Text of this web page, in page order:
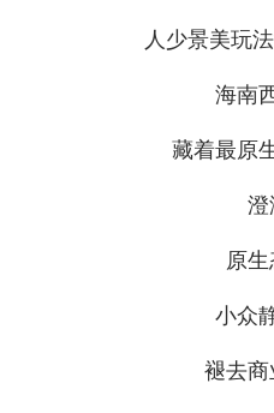
走读海南 周末去
人少景美玩法
海南西
藏着最原生
澄
原生
小众静
褪去商